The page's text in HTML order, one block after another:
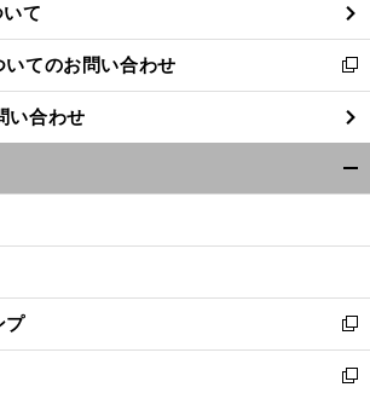
で
開
く
て
てのお問い合わせ
新
し
い
ウ
ィ
ン
ウ
開
く
い合わせ
プ
新
し
い
新